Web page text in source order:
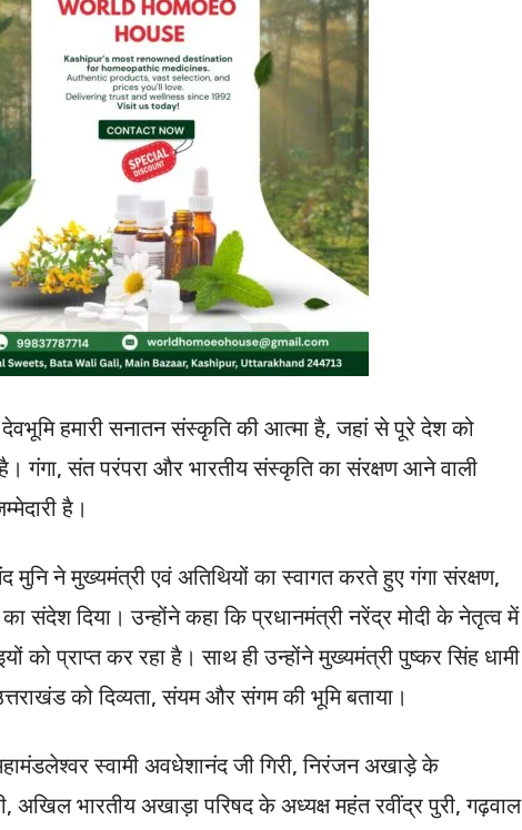
हमारी सनातन संस्कृति की आत्मा है, जहां से पूरे देश को
है। गंगा, संत परंपरा और भारतीय संस्कृति का संरक्षण आने वाली
है।
मुनि ने मुख्यमंत्री एवं अतिथियों का स्वागत करते हुए गंगा संरक्षण,
संदेश दिया। उन्होंने कहा कि प्रधानमंत्री नरेंद्र मोदी के नेतृत्व में
को प्राप्त कर रहा है। साथ ही उन्होंने मुख्यमंत्री पुष्कर सिंह धामी
को दिव्यता, संयम और संगम की भूमि बताया।
स्वामी अवधेशानंद जी गिरी, निरंजन अखाड़े के
अखिल भारतीय अखाड़ा परिषद के अध्यक्ष महंत रवींद्र पुरी, गढ़वाल